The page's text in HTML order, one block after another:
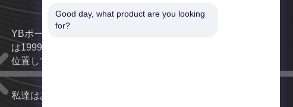
YBポーカーチート株式会社 (YB Poker Cheat Co., Ltd)
は1999年に設立され,国際的に有名な都市である広州に
位置しています.これは製造,流通,カジノサービスのため
のライセンスを取得した最初の会社です.YBポーカーチ
ート ポーカー分析器を提供することができます見えな
いインクでマークされたカード 紫外線コンタクトレン
私達はあなたにできるだけ早く戻る。
Good day, what product are you looking
for?